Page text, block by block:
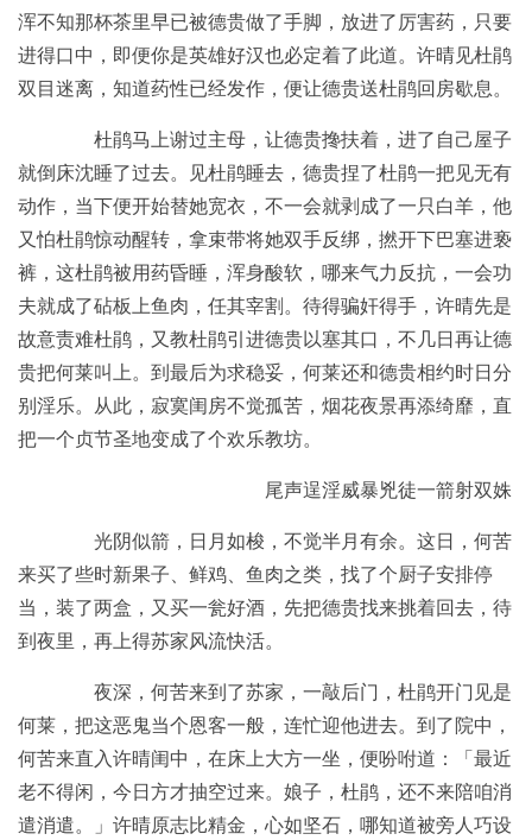
浑不知那杯茶里早已被德贵做了手脚，放进了厉害药，只要
进得口中，即便你是英雄好汉也必定着了此道。许晴见杜鹃
双目迷离，知道药性已经发作，便让德贵送杜鹃回房歇息。
杜鹃马上谢过主母，让德贵搀扶着，进了自己屋子
就倒床沈睡了过去。见杜鹃睡去，德贵捏了杜鹃一把见无有
动作，当下便开始替她宽衣，不一会就剥成了一只白羊，他
又怕杜鹃惊动醒转，拿束带将她双手反绑，撚开下巴塞进亵
裤，这杜鹃被用药昏睡，浑身酸软，哪来气力反抗，一会功
夫就成了砧板上鱼肉，任其宰割。待得骗奸得手，许晴先是
故意责难杜鹃，又教杜鹃引进德贵以塞其口，不几日再让德
贵把何莱叫上。到最后为求稳妥，何莱还和德贵相约时日分
别淫乐。从此，寂寞闺房不觉孤苦，烟花夜景再添绮靡，直
把一个贞节圣地变成了个欢乐教坊。
尾声逞淫威暴兇徒一箭射双姝
光阴似箭，日月如梭，不觉半月有余。这日，何苦
来买了些时新果子、鲜鸡、鱼肉之类，找了个厨子安排停
当，装了两盒，又买一瓮好酒，先把德贵找来挑着回去，待
到夜里，再上得苏家风流快活。
夜深，何苦来到了苏家，一敲后门，杜鹃开门见是
何莱，把这恶鬼当个恩客一般，连忙迎他进去。到了院中，
何苦来直入许晴闺中，在床上大方一坐，便吩咐道：「最近
老不得闲，今日方才抽空过来。娘子，杜鹃，还不来陪咱消
遣消遣。」许晴原志比精金，心如坚石，哪知道被旁人巧设